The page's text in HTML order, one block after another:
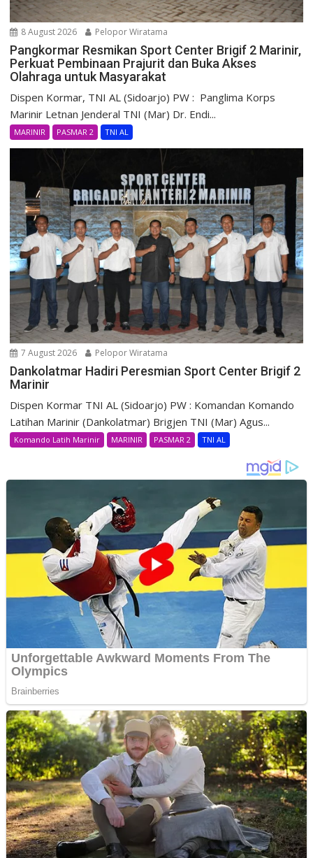
8 August 2026 Pelopor Wiratama
Pangkormar Resmikan Sport Center Brigif 2 Marinir,
Perkuat Pembinaan Prajurit dan Buka Akses
Olahraga untuk Masyarakat
Dispen Kormar, TNI AL (Sidoarjo) PW : Panglima Korps
Marinir Letnan Jenderal TNI (Mar) Dr. Endi...
MARINIR PASMAR 2 TNI AL
7 August 2026 Pelopor Wiratama
Dankolatmar Hadiri Peresmian Sport Center Brigif 2
Marinir
Dispen Kormar TNI AL (Sidoarjo) PW : Komandan Komando
Latihan Marinir (Dankolatmar) Brigjen TNI (Mar) Agus...
Komando Latih Marinir MARINIR PASMAR 2 TNI AL